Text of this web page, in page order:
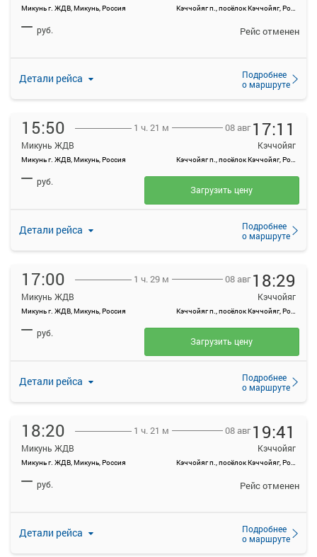
Микунь г. ЖДВ, Микунь, Россия Кэччойяг п., посёлок Кэччойяг, Россия
Детали рейса
Подробнее
о маршруте
— руб. Рейс отменен
15:50
Микунь ЖДВ
Микунь г. ЖДВ, Микунь, Россия
1 ч. 21 м 08 авг 17:11
Кэччойяг
Кэччойяг п., посёлок Кэччойяг, Россия
Детали рейса
Подробнее
о маршруте
— руб.
Загрузить цену
17:00
Микунь ЖДВ
Микунь г. ЖДВ, Микунь, Россия
1 ч. 29 м 08 авг 18:29
Кэччойяг
Кэччойяг п., посёлок Кэччойяг, Россия
Детали рейса
Подробнее
о маршруте
— руб.
Загрузить цену
18:20
Микунь ЖДВ
Микунь г. ЖДВ, Микунь, Россия
1 ч. 21 м 08 авг 19:41
Кэччойяг
Кэччойяг п., посёлок Кэччойяг, Россия
Детали рейса
Подробнее
о маршруте
— руб. Рейс отменен